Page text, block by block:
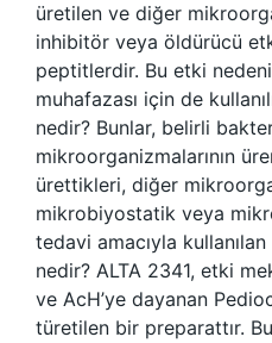
üretilen ve diğer
inhibitör veya öldürücü
peptitlerdir. Bu etki
muhafazası için de
nedir? Bunlar, belirli
mikroorganizmalarının
ürettikleri, diğer
mikrobiyostatik veya
tedavi amacıyla
nedir? ALTA 2341, etki
ve AcH’ye dayanan
türetilen bir preparattır.